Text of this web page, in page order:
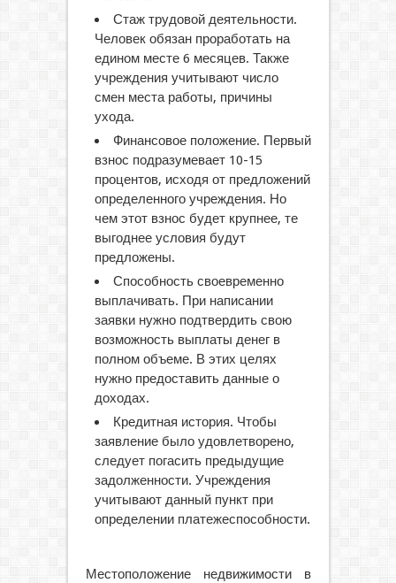
Стаж трудовой деятельности.
Человек обязан проработать на
едином месте 6 месяцев. Также
учреждения учитывают число
смен места работы, причины
ухода.
Финансовое положение. Первый
взнос подразумевает 10-15
процентов, исходя от предложений
определенного учреждения. Но
чем этот взнос будет крупнее, те
выгоднее условия будут
предложены.
Способность своевременно
выплачивать. При написании
заявки нужно подтвердить свою
возможность выплаты денег в
полном объеме. В этих целях
нужно предоставить данные о
доходах.
Кредитная история. Чтобы
заявление было удовлетворено,
следует погасить предыдущие
задолженности. Учреждения
учитывают данный пункт при
определении платежеспособности.
Местоположение недвижимости в